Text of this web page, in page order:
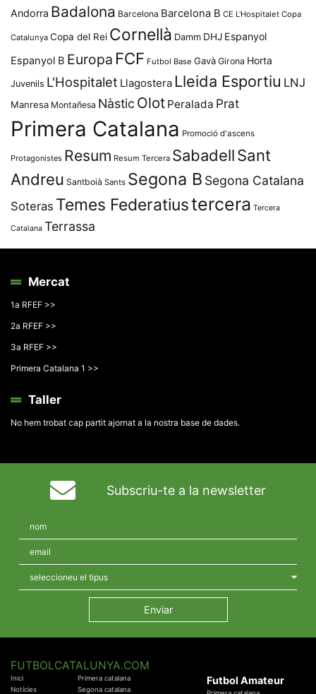
Andorra Badalona Barcelona Barcelona B CE L'Hospitalet Copa
Catalunya Copa del Rei Cornellà Damm DHJ Espanyol
Espanyol B Europa FCF Futbol Base Gavà Girona Horta
Juvenils L'Hospitalet Llagostera Lleida Esportiu LNJ
Manresa Montañesa Nàstic Olot Peralada Prat
Primera Catalana Promoció d'ascens
Protagonistes Resum Resum Tercera SabadellSant
Andreu Santboià Sants Segona B Segona Catalana
Soteras Temes Federatiustercera Tercera
Catalana Terrassa
Mercat
1a RFEF >>
2a RFEF >>
3a RFEF >>
Primera Catalana 1 >>
Taller
No hem trobat cap partit ajornat a la nostra base de dades.
Subscriu-te a la newsletter
FUTBOLCATALUNYA.COM
Inici
Notícies
Primera catalana
Segona catalana
Futbol Amateur